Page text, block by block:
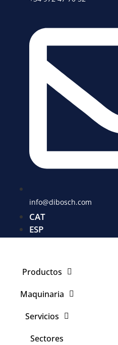
info@dibosch.com
CAT
ESP
Productos
Maquinaria
Servicios
Sectores